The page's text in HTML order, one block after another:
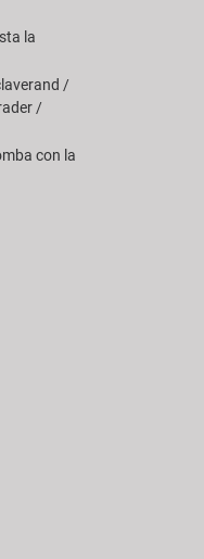
la
/
/
con la